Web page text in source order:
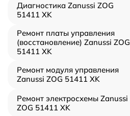
Диагностика Zanussi ZOG
51411 XK
Ремонт платы управления
(восстановление) Zanussi ZOG
51411 XK
Ремонт модуля управления
Zanussi ZOG 51411 XK
Ремонт электросхемы Zanussi
ZOG 51411 XK